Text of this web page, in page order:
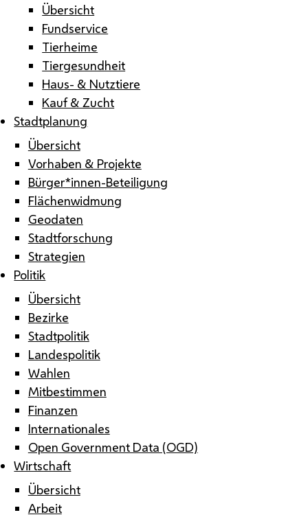
Übersicht
Fundservice
Tierheime
Tiergesundheit
Haus- & Nutztiere
Kauf & Zucht
Stadtplanung
Übersicht
Vorhaben & Projekte
Bürger*innen-Beteiligung
Flächenwidmung
Geodaten
Stadtforschung
Strategien
Politik
Übersicht
Bezirke
Stadtpolitik
Landespolitik
Wahlen
Mitbestimmen
Finanzen
Internationales
Open Government Data (OGD)
Wirtschaft
Übersicht
Arbeit